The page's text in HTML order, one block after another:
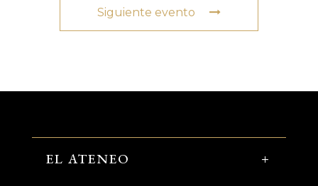
Siguiente evento
EL ATENEO